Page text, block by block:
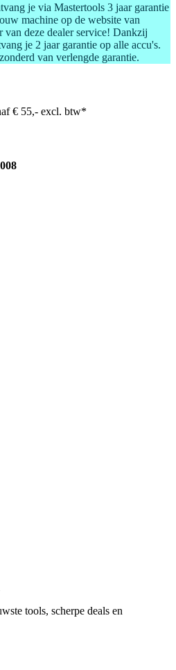
je via Mastertools 3 jaar garantie
machine op de website van
deze dealer service! Dankzij
je 2 jaar garantie op alle accu's.
van verlengde garantie.
€ 55,- excl. btw*
tools, scherpe deals en